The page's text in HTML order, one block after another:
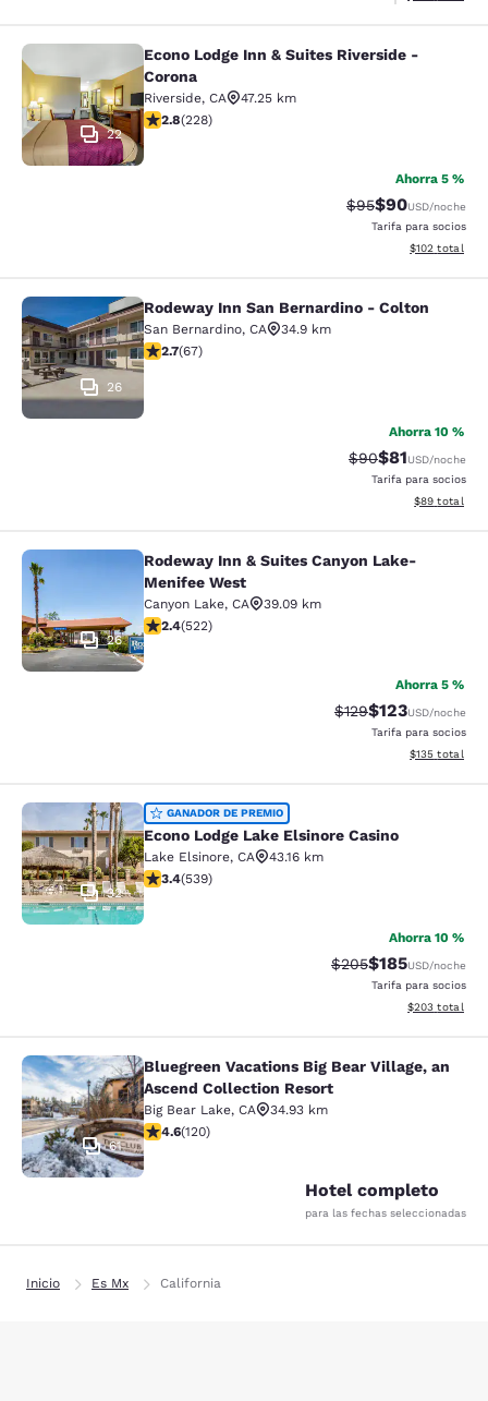
Econo Lodge Inn & Suites Riverside
22
Econo Lodge Inn & Suites Riverside -
Corona
Riverside, CA
47.25 km
calificación de 2.76 estrellas. Feria. 228 reseñas
2.8(228)
Ahorra 5 %
Precio tachado:
$95Precio con
$90USD/noche
Tarifa para socios
Ver detalles
$102 total
Rodeway Inn San Bernardino -
26
Rodeway Inn San Bernardino - Colton
San Bernardino, CA
34.9 km
calificación de 2.72 estrellas. Feria. 67 reseñas
2.7(67)
Ahorra 10 %
Precio tachado:
$90Precio con
$81USD/noche
Tarifa para socios
Ver detalles
$89 total
Rodeway Inn & Suites Canyon
26
Rodeway Inn & Suites Canyon Lake-
Menifee West
Canyon Lake, CA
39.09 km
calificación de 2.43 estrellas. Feria. 522 reseñas
2.4(522)
Ahorra 5 %
Precio tachado:
$129Precio con
$123USD/noche
Tarifa para socios
Ver detalles
$135 total
Econo Lodge Lake Elsinore Casino
32
GANADOR DE PREMIO
Econo Lodge Lake Elsinore Casino
Lake Elsinore, CA
43.16 km
calificación de 3.35 estrellas. Bueno. 539 reseñas
3.4(539)
Ahorra 10 %
Precio tachado:
$205Precio con
$185USD/noche
Tarifa para socios
Ver detalles
$203 total
Bluegreen Vacations Big Bear
61
Bluegreen Vacations Big Bear Village, an
Ascend Collection Resort
Big Bear Lake, CA
34.93 km
calificación de 4.63 estrellas. Excepcional. 120
4.6(120)
Hotel completo
para las fechas seleccionadas
Inicio Es Mx California